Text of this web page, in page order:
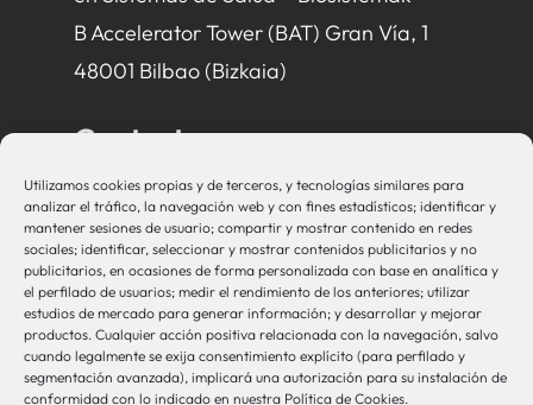
Utilizamos cookies propias y de terceros, y tecnologías similares para
analizar el tráfico, la navegación web y con fines estadísticos; identificar y
mantener sesiones de usuario; compartir y mostrar contenido en redes
sociales; identificar, seleccionar y mostrar contenidos publicitarios y no
publicitarios, en ocasiones de forma personalizada con base en analítica y
el perfilado de usuarios; medir el rendimiento de los anteriores; utilizar
estudios de mercado para generar información; y desarrollar y mejorar
productos. Cualquier acción positiva relacionada con la navegación, salvo
cuando legalmente se exija consentimiento explícito (para perfilado y
segmentación avanzada), implicará una autorización para su instalación de
conformidad con lo indicado en nuestra Política de Cookies.
B Accelerator Tower (BAT) Gran Vía, 1
48001 Bilbao (Bizkaia)
Contacto
bio-sistemak@bio-sistemak.eus
944 00 77 90
Otros Enlaces